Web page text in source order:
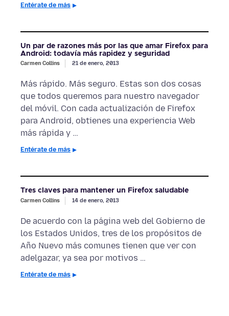
Entérate de más
Un par de razones más por las que amar Firefox para
Android: todavía más rapidez y seguridad
Carmen Collins 21 de enero, 2013
Más rápido. Más seguro. Estas son dos cosas
que todos queremos para nuestro navegador
del móvil. Con cada actualización de Firefox
para Android, obtienes una experiencia Web
más rápida y …
Entérate de más
Tres claves para mantener un Firefox saludable
Carmen Collins 14 de enero, 2013
De acuerdo con la página web del Gobierno de
los Estados Unidos, tres de los propósitos de
Año Nuevo más comunes tienen que ver con
adelgazar, ya sea por motivos …
Entérate de más